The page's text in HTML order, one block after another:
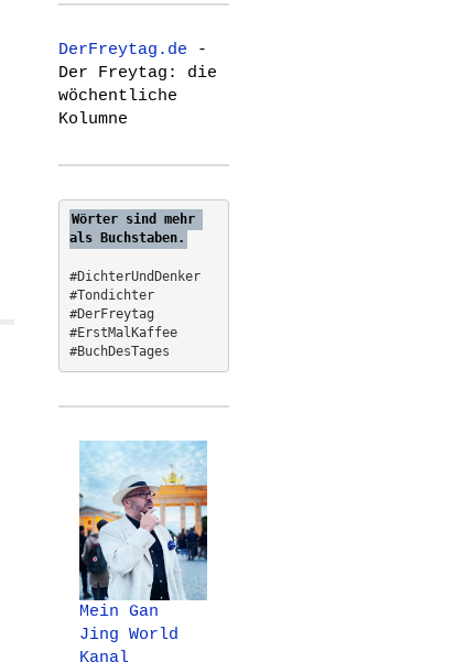
r
h
f
o
r
DerFreytag.de -
Der Freytag: die
wöchentliche
Kolumne
Wörter sind mehr
als Buchstaben.
#DichterUndDenker
#Tondichter
#DerFreytag
#ErstMalKaffee
#BuchDesTages
Mein Gan
Jing World
Kanal